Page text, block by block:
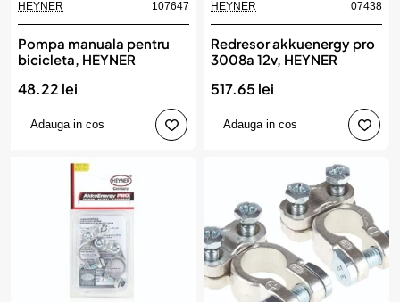
HEYNER 107647
Pompa manuala pentru
bicicleta, HEYNER
48.22 lei
Adauga in cos
HEYNER 07438
Redresor akkuenergy pro
3008a 12v, HEYNER
517.65 lei
Adauga in cos